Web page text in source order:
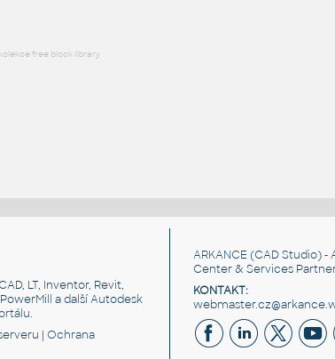
free block library
LT, Inventor, Revit,
a další Autodesk
.
|Ochrana
ARKANCE (CAD Studio) -
Center & Services
KONTAKT: